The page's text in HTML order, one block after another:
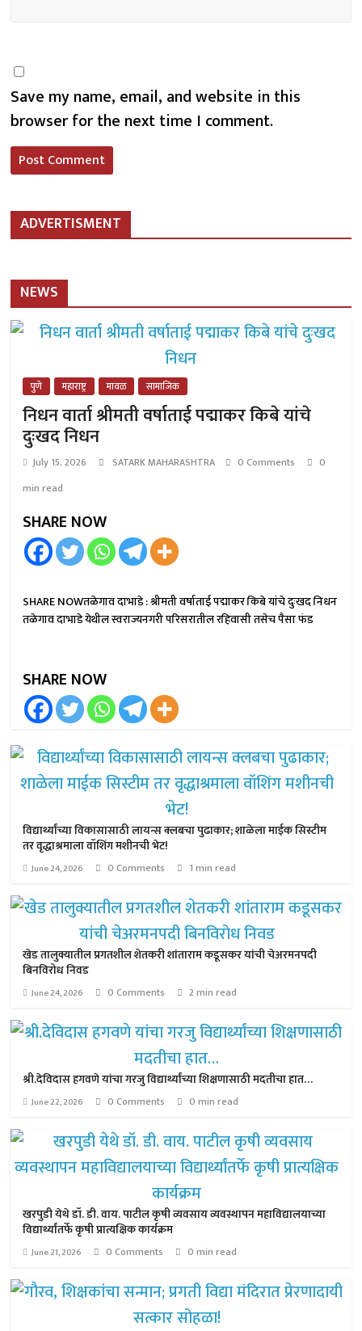
Save my name, email, and website in this
browser for the next time I comment.
ADVERTISMENT
NEWS
पुणे महाराष्ट्र मावळ सामाजिक
निधन वार्ता श्रीमती वर्षाताई पद्माकर किबे यांचे
दुःखद निधन
July 15, 2026 SATARK MAHARASHTRA 0 Comments
0
min read
SHARE NOW
SHARE NOWतळेगाव दाभाडे : श्रीमती वर्षाताई पद्माकर किबे यांचे दुःखद निधन
तळेगाव दाभाडे येथील स्वराज्यनगरी परिसरातील रहिवासी तसेच पैसा फंड
SHARE NOW
विद्यार्थ्यांच्या विकासासाठी लायन्स क्लबचा पुढाकार; शाळेला माईक सिस्टीम
तर वृद्धाश्रमाला वॉशिंग मशीनची भेट!
June 24, 2026 0 Comments 1 min read
खेड तालुक्यातील प्रगतशील शेतकरी शांताराम कडूसकर यांची चेअरमनपदी
बिनविरोध निवड
June 24, 2026 0 Comments 2 min read
श्री.देविदास हगवणे यांचा गरजु विद्यार्थ्यांच्या शिक्षणासाठी मदतीचा हात…
June 22, 2026 0 Comments 0 min read
खरपुडी येथे डॉ. डी. वाय. पाटील कृषी व्यवसाय व्यवस्थापन महाविद्यालयाच्या
विद्यार्थ्यांतर्फे कृषी प्रात्यक्षिक कार्यक्रम
June 21, 2026 0 Comments 0 min read